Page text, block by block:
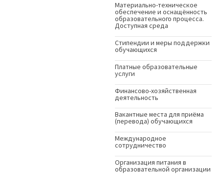
Материально-техническое
обеспечение и оснащённость
образовательного процесса.
Доступная среда
Стипендии и меры поддержки
обучающихся
Платные образовательные
услуги
Финансово-хозяйственная
деятельность
Вакантные места для приёма
(перевода) обучающихся
Международное
сотрудничество
Организация питания в
образовательной организации